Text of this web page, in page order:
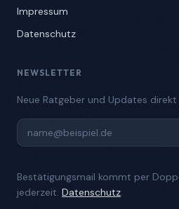
Impressum
Datenschutz
NEWSLETTER
Neue Ratgeber und Updates
Bestätigungsmail kommt per
jederzeit. Datenschutz.